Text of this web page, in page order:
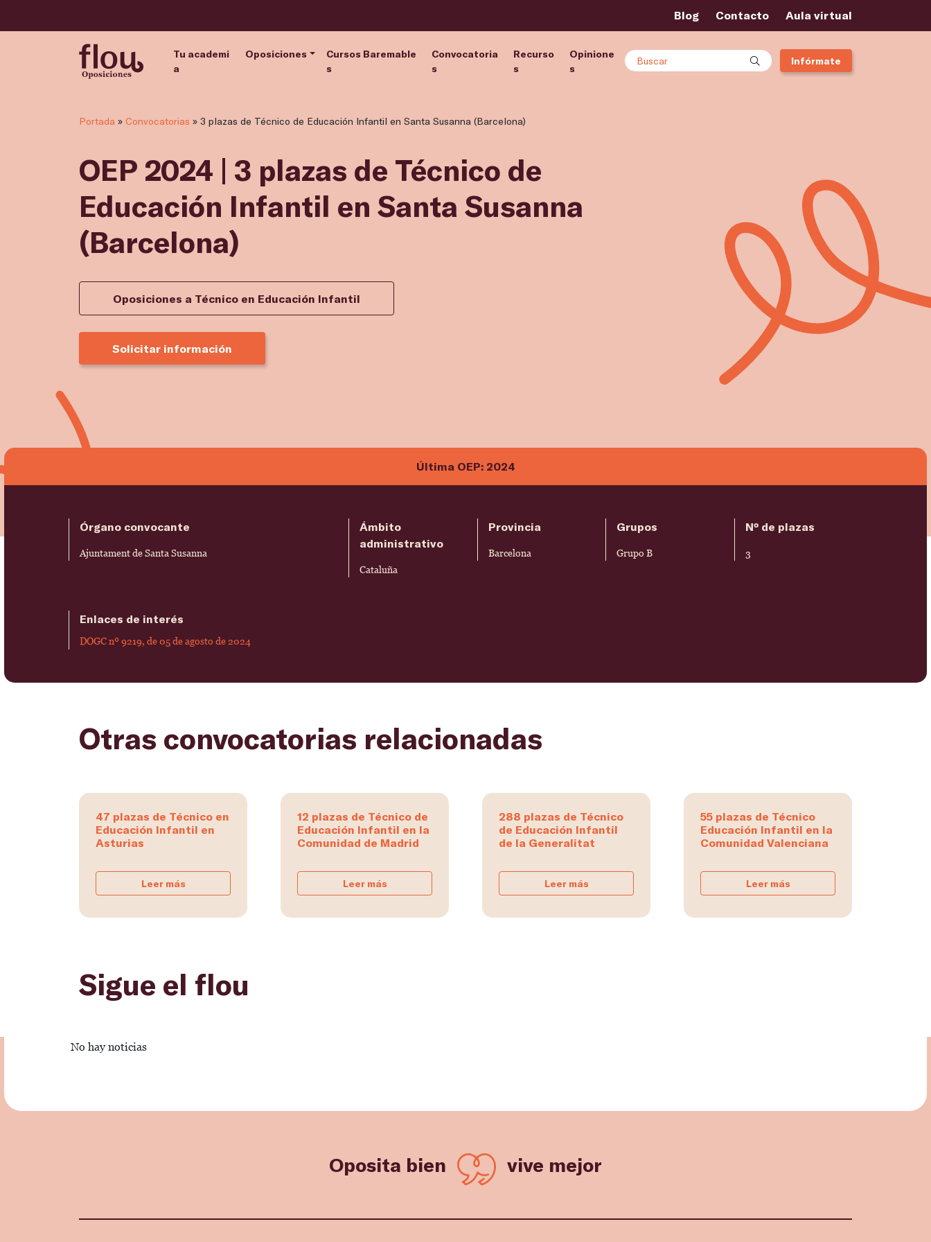
Blog Contacto Aula virtual
Tu academi
a
Oposiciones
Cursos Baremable
s
Convocatoria
s
Recurso
s
Opinione
s
Buscar Infórmate
Portada » Convocatorias » 3 plazas de Técnico de Educación Infantil en Santa Susanna (Barcelona)
OEP 2024 | 3 plazas de Técnico de
Educación Infantil en Santa Susanna
(Barcelona)
Oposiciones a Técnico en Educación Infantil
Solicitar información
Última OEP: 2024
Órgano convocante
Ajuntament de Santa Susanna
Ámbito
administrativo
Cataluña
Provincia
Barcelona
Grupos
Grupo B
Nº de plazas
3
Enlaces de interés
DOGC nº 9219, de 05 de agosto de 2024
Otras convocatorias relacionadas
47 plazas de Técnico en
Educación Infantil en
Asturias
Leer más
12 plazas de Técnico de
Educación Infantil en la
Comunidad de Madrid
Leer más
288 plazas de Técnico
de Educación Infantil
de la Generalitat
Leer más
55 plazas de Técnico
Educación Infantil en la
Comunidad Valenciana
Leer más
Sigue el flou
No hay noticias
Oposita bien vive mejor